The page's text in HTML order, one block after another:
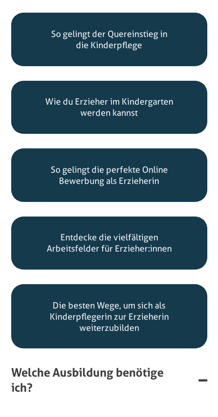
So gelingt der Quereinstieg in
die Kinderpflege
Wie du Erzieher im Kindergarten
werden kannst
So gelingt die perfekte Online
Bewerbung als Erzieherin
Entdecke die vielfältigen
Arbeitsfelder für Erzieher:innen
Die besten Wege, um sich als
Kinderpflegerin zur Erzieherin
weiterzubilden
Welche Ausbildung benötige
ich?